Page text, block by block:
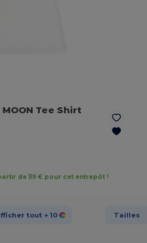
MOON Tee Shirt
de 119 € pour cet entrepôt !
tout + 10 Tailles